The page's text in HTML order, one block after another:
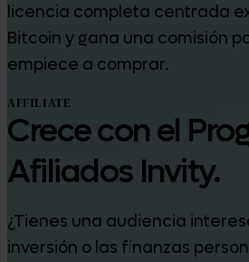
licencia completa centrada
Bitcoin y gana una comisión
empiece a comprar.
AFFILIATE
Crece con el
Afiliados Invity.
¿Tienes una audiencia
inversión o las finanzas